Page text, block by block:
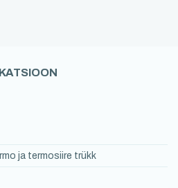
ja termosiire trükk